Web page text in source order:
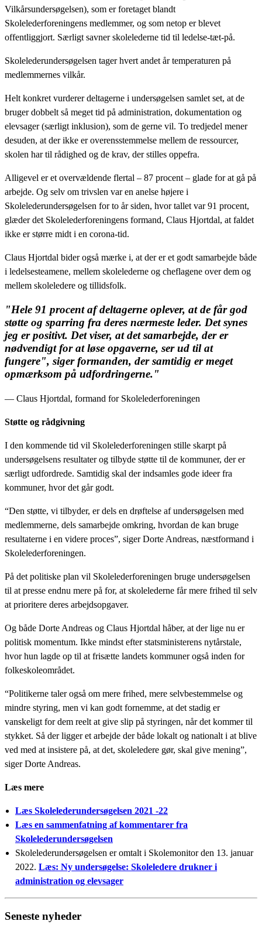
Vilkårsundersøgelsen), som er foretaget blandt
Skolelederforeningens medlemmer, og som netop er blevet
offentliggjort. Særligt savner skolelederne tid til ledelse-tæt-på.
Skolelederundersøgelsen tager hvert andet år temperaturen på
medlemmernes vilkår.
Helt konkret vurderer deltagerne i undersøgelsen samlet set, at de
bruger dobbelt så meget tid på administration, dokumentation og
elevsager (særligt inklusion), som de gerne vil. To tredjedel mener
desuden, at der ikke er overensstemmelse mellem de ressourcer,
skolen har til rådighed og de krav, der stilles oppefra.
Alligevel er et overvældende flertal – 87 procent – glade for at gå på
arbejde. Og selv om trivslen var en anelse højere i
Skolelederundersøgelsen for to år siden, hvor tallet var 91 procent,
glæder det Skolelederforeningens formand, Claus Hjortdal, at faldet
ikke er større midt i en corona-tid.
Claus Hjortdal bider også mærke i, at der er et godt samarbejde både
i ledelsesteamene, mellem skolelederne og cheflagene over dem og
mellem skoleledere og tillidsfolk.
"Hele 91 procent af deltagerne oplever, at de får god
støtte og sparring fra deres nærmeste leder. Det synes
jeg er positivt. Det viser, at det samarbejde, der er
nødvendigt for at løse opgaverne, ser ud til at
fungere", siger formanden, der samtidig er meget
opmærksom på udfordringerne."
— Claus Hjortdal, formand for Skolelederforeningen
Støtte og rådgivning
I den kommende tid vil Skolelederforeningen stille skarpt på
undersøgelsens resultater og tilbyde støtte til de kommuner, der er
særligt udfordrede. Samtidig skal der indsamles gode ideer fra
kommuner, hvor det går godt.
“Den støtte, vi tilbyder, er dels en drøftelse af undersøgelsen med
medlemmerne, dels samarbejde omkring, hvordan de kan bruge
resultaterne i en videre proces”, siger Dorte Andreas, næstformand i
Skolelederforeningen.
På det politiske plan vil Skolelederforeningen bruge undersøgelsen
til at presse endnu mere på for, at skolelederne får mere frihed til selv
at prioritere deres arbejdsopgaver.
Og både Dorte Andreas og Claus Hjortdal håber, at der lige nu er
politisk momentum. Ikke mindst efter statsministerens nytårstale,
hvor hun lagde op til at frisætte landets kommuner også inden for
folkeskoleområdet.
“Politikerne taler også om mere frihed, mere selvbestemmelse og
mindre styring, men vi kan godt fornemme, at det stadig er
vanskeligt for dem reelt at give slip på styringen, når det kommer til
stykket. Så der ligger et arbejde der både lokalt og nationalt i at blive
ved med at insistere på, at det, skoleledere gør, skal give mening”,
siger Dorte Andreas.
Læs mere
Læs Skolelederundersøgelsen 2021 -22
Læs en sammenfatning af kommentarer fra
Skolelederundersøgelsen
Skolelederundersøgelsen er omtalt i Skolemonitor den 13. januar
2022. Læs: Ny undersøgelse: Skoleledere drukner i
administration og elevsager
Seneste nyheder